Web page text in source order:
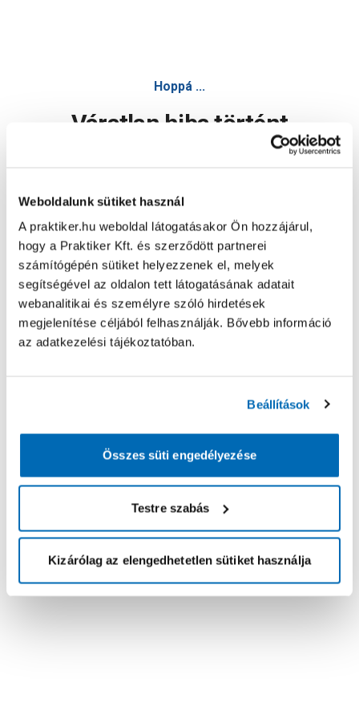
Weboldalunk sütiket használ
A praktiker.hu weboldal látogatásakor Ön hozzájárul,
hogy a Praktiker Kft. és szerződött partnerei
számítógépén sütiket helyezzenek el, melyek
segítségével az oldalon tett látogatásának adatait
webanalitikai és személyre szóló hirdetések
megjelenítése céljából felhasználják. Bővebb információ
az adatkezelési tájékoztatóban.
Beállítások
Összes süti engedélyezése
Testre szabás
Kizárólag az elengedhetetlen sütiket használja
Hoppá ...
Váratlan hiba történt
Oldal újratöltése